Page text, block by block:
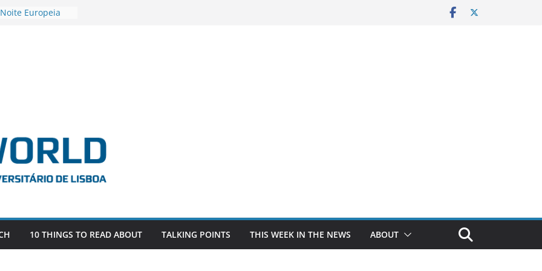
Europeia
as the
EU, Russia
SAGE
10 THINGS TO READ ABOUT TALKING POINTS THIS WEEK IN THE NEWS ABOUT